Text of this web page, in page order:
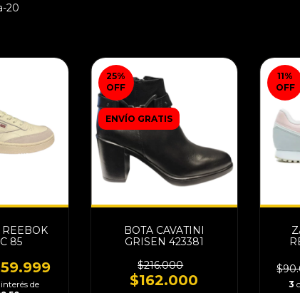
20
85
de
25%
OFF
ENVÍO GRATIS
BOTA CAVATINI
GRISEN 423381
$216.000
$162.000
11%
OFF
3